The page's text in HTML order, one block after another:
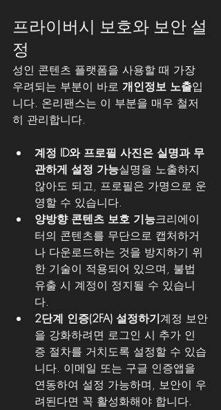
프라이버시 보호와 보안 설
정
성인 콘텐츠 플랫폼을 사용할 때 가장
우려되는 부분이 바로 개인정보 노출입
니다. 온리팬스는 이 부분을 매우 철저
히 관리합니다.
계정 ID와 프로필 사진은 실명과 무
관하게 설정 가능실명을 노출하지
않아도 되고, 프로필은 가명으로 운
영할 수 있습니다.
양방향 콘텐츠 보호 기능크리에이
터의 콘텐츠를 무단으로 캡처하거
나 다운로드하는 것을 방지하기 위
한 기술이 적용되어 있으며, 불법
유출 시 계정이 정지될 수 있습니
다.
2단계 인증(2FA) 설정하기계정 보안
을 강화하려면 로그인 시 추가 인
증 절차를 거치도록 설정할 수 있습
니다. 이메일 또는 구글 인증앱을
연동하여 설정 가능하며, 보안이 우
려된다면 꼭 활성화해야 합니다.